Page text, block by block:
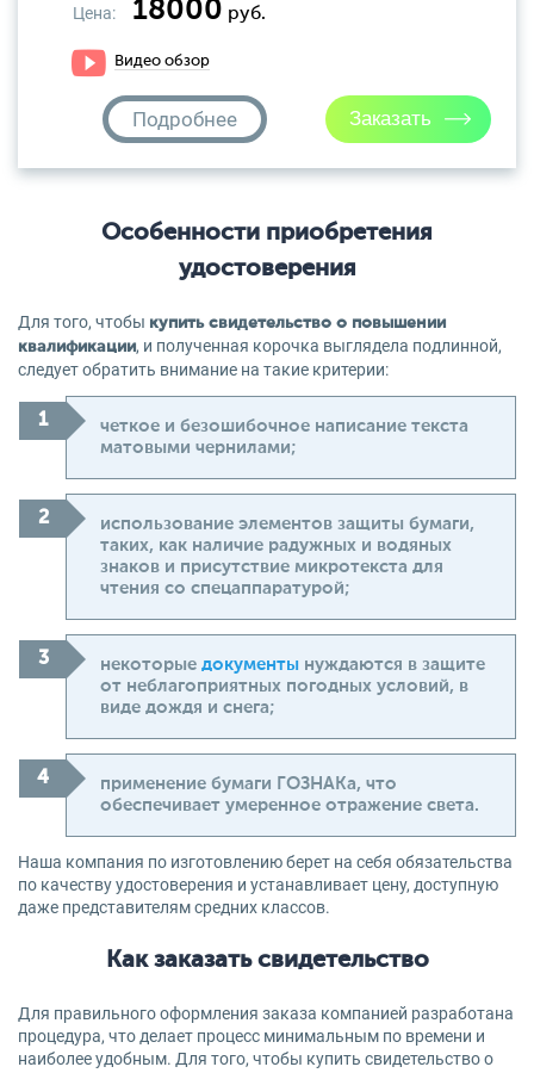
Цена: 18000 руб.
Видео обзор
Подробнее
Особенности приобретения
удостоверения
Для того, чтобы купить свидетельство о повышении
квалификации, и полученная корочка выглядела подлинной,
следует обратить внимание на такие критерии:
четкое и безошибочное написание текста
матовыми чернилами;
использование элементов защиты бумаги,
таких, как наличие радужных и водяных
знаков и присутствие микротекста для
чтения со спецаппаратурой;
некоторые документы нуждаются в защите
от неблагоприятных погодных условий, в
виде дождя и снега;
применение бумаги ГОЗНАКа, что
обеспечивает умеренное отражение света.
Наша компания по изготовлению берет на себя обязательства
по качеству удостоверения и устанавливает цену, доступную
даже представителям средних классов.
Как заказать свидетельство
Для правильного оформления заказа компанией разработана
процедура, что делает процесс минимальным по времени и
наиболее удобным. Для того, чтобы купить свидетельство о